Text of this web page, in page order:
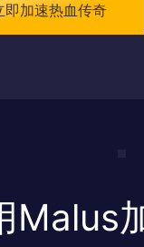
即加速热血传奇
Malus